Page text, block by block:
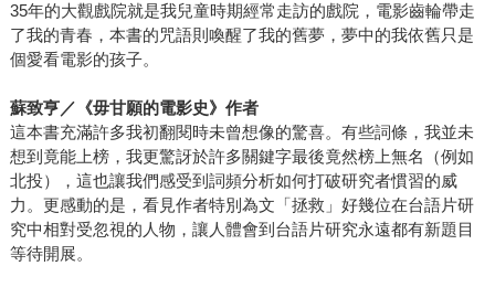
35年的大觀戲院就是我兒童時期經常走訪的戲院，電影齒輪帶走
了我的青春，本書的咒語則喚醒了我的舊夢，夢中的我依舊只是
個愛看電影的孩子。
蘇致亨／《毋甘願的電影史》作者
這本書充滿許多我初翻閱時未曾想像的驚喜。有些詞條，我並未
想到竟能上榜，我更驚訝於許多關鍵字最後竟然榜上無名（例如
北投），這也讓我們感受到詞頻分析如何打破研究者慣習的威
力。更感動的是，看見作者特別為文「拯救」好幾位在台語片研
究中相對受忽視的人物，讓人體會到台語片研究永遠都有新題目
等待開展。